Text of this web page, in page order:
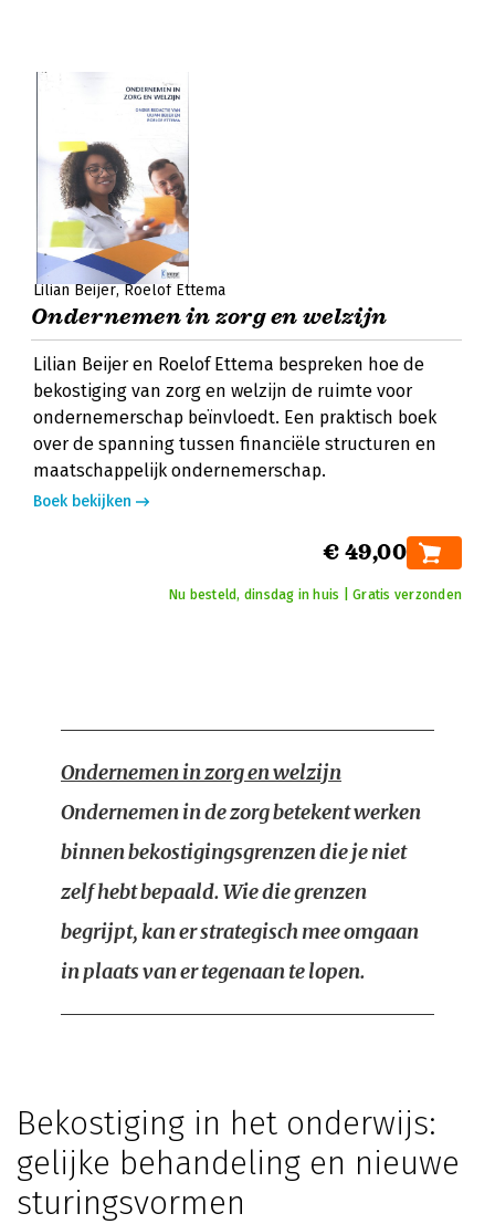
Lilian Beijer Roelof Ettema
Ondernemen in zorg en welzijn
Lilian Beijer en Roelof Ettema bespreken hoe de
bekostiging van zorg en welzijn de ruimte voor
ondernemerschap beïnvloedt. Een praktisch boek
over de spanning tussen financiële structuren en
maatschappelijk ondernemerschap.
Boek bekijken
€ 49,00
Nu besteld, dinsdag in huis | Gratis verzonden
Ondernemen in zorg en welzijn
Ondernemen in de zorg betekent werken
binnen bekostigingsgrenzen die je niet
zelf hebt bepaald. Wie die grenzen
begrijpt, kan er strategisch mee omgaan
in plaats van er tegenaan te lopen.
Bekostiging in het onderwijs:
gelijke behandeling en nieuwe
sturingsvormen